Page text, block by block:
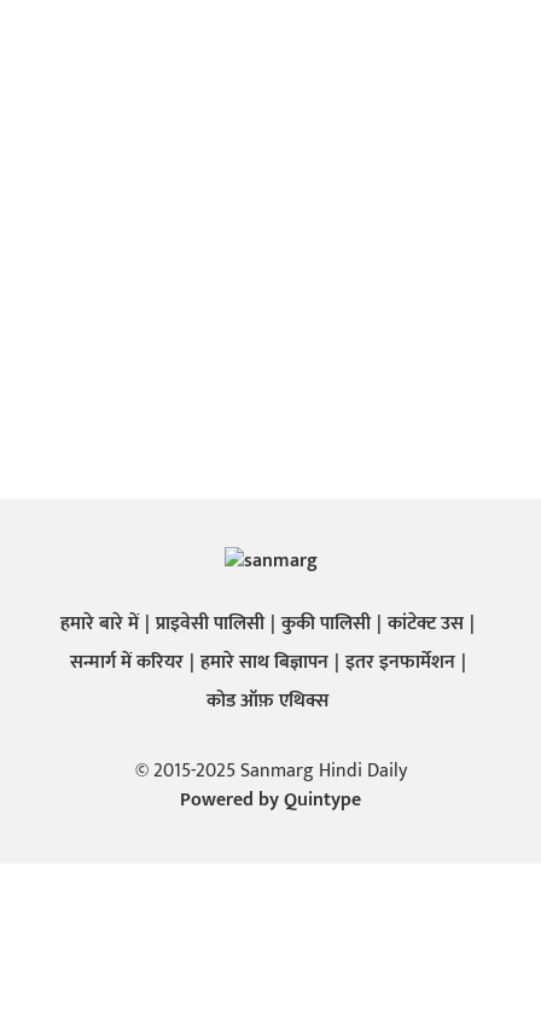
हमारे बारे में प्राइवेसी पालिसी कुकी पालिसी कांटेक्ट उस
सन्मार्ग में करियर हमारे साथ बिज्ञापन इतर इनफार्मेशन
कोड ऑफ़ एथिक्स
© 2015-2025 Sanmarg Hindi Daily
Powered byQuintype